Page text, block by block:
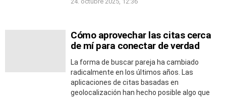
Cómo aprovechar las citas cerca
de mí para conectar de verdad
La forma de buscar pareja ha cambiado
radicalmente en los últimos años. Las
aplicaciones de citas basadas en
geolocalización han hecho posible algo que